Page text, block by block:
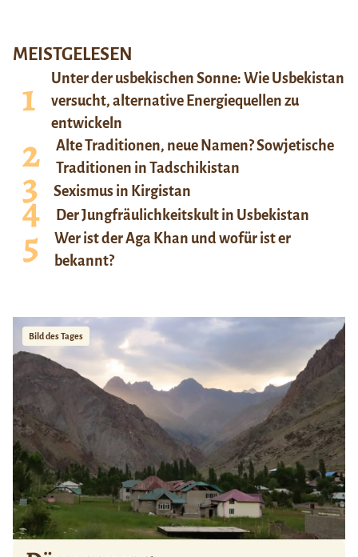
MEISTGELESEN
Unter der usbekischen Sonne: Wie Usbekistan
versucht, alternative Energiequellen zu
entwickeln
Alte Traditionen, neue Namen? Sowjetische
Traditionen in Tadschikistan
Sexismus in Kirgistan
Der Jungfräulichkeitskult in Usbekistan
Wer ist der Aga Khan und wofür ist er
bekannt?
Bild des Tages